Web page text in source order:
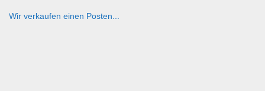
Wir verkaufen einen Posten...